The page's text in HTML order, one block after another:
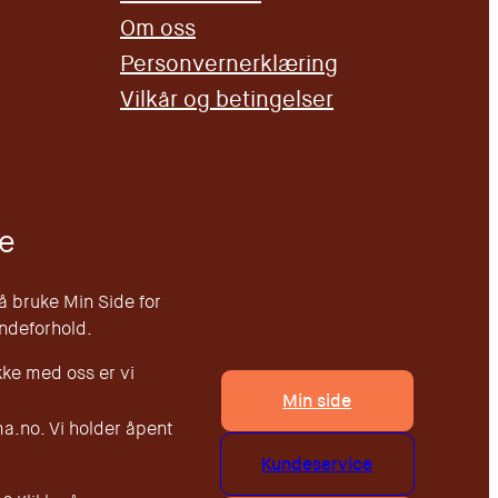
Om oss
Personvernerklæring
Vilkår og betingelser
bruke Min Side for
med oss er vi
Vi holder åpent
Min side
Kundeservice